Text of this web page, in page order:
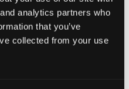
analytics partners who
that you’ve
collected from your use
Nike
43 €